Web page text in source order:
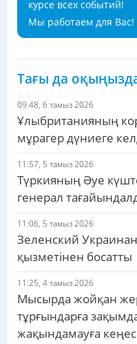
курсе всех событий!
Мы работаем для Вас!
Тағы да
09:48, 6 тамыз 2026
Ұлыбританияның
мұрагер дүниеге
11:57, 5 тамыз 2026
Түркияның Әуе
генерал
11:06, 5 тамыз 2026
Зеленский
қызметінен босатты
11:25, 4 тамыз 2026
Мысырда жойқан жер
тұрғындарға
жақындамауға кеңес